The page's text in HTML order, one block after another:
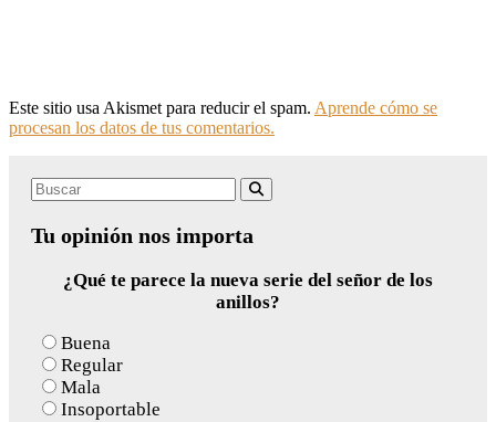
Este sitio usa Akismet para reducir el spam. Aprende cómo se
procesan los datos de tus comentarios.
Search
Tu opinión nos importa
¿Qué te parece la nueva serie del señor de los
anillos?
Buena
Regular
Mala
Insoportable